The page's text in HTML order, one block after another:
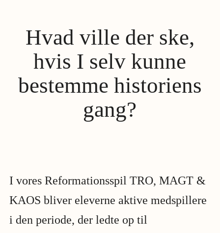
Hvad ville der ske,
hvis I selv kunne
bestemme historiens
gang?
I vores Reformationsspil TRO, MAGT &
KAOS bliver eleverne aktive medspillere
i den periode, der ledte op til